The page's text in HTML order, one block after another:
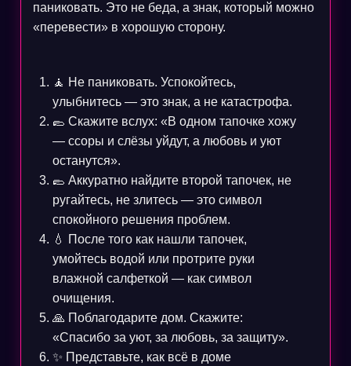
паниковать. Это не беда, а знак, который можно
«перевести» в хорошую сторону.
🧘 Не паниковать. Успокойтесь,
улыбнитесь — это знак, а не катастрофа.
🥿 Скажите вслух: «В одном тапочке хожу
— ссоры и слёзы уйдут, а любовь и уют
останутся».
🥿 Аккуратно найдите второй тапочек, не
ругайтесь, не злитесь — это символ
спокойного решения проблем.
💧 После того как нашли тапочек,
умойтесь водой или протрите руки
влажной салфеткой — как символ
очищения.
🙏 Поблагодарите дом. Скажите:
«Спасибо за уют, за любовь, за защиту».
✨ Представьте, как всё в доме